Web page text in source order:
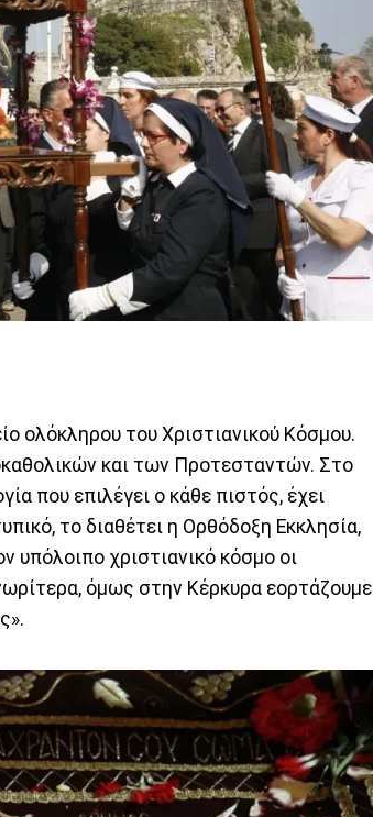
ολόκληρου του Χριστιανικού Κόσμου.
και των Προτεσταντών. Στο
που επιλέγει ο κάθε πιστός, έχει
το διαθέτει η Ορθόδοξη Εκκλησία,
υπόλοιπο χριστιανικό κόσμο οι
όμως στην Κέρκυρα εορτάζουμε